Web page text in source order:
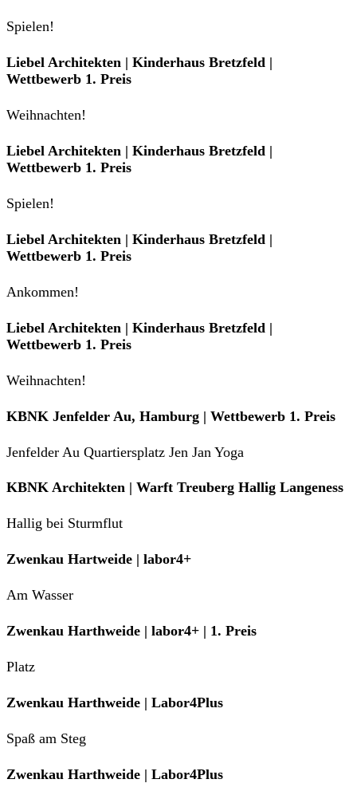
Spielen!
Liebel Architekten | Kinderhaus Bretzfeld |
Wettbewerb 1. Preis
Weihnachten!
Liebel Architekten | Kinderhaus Bretzfeld |
Wettbewerb 1. Preis
Spielen!
Liebel Architekten | Kinderhaus Bretzfeld |
Wettbewerb 1. Preis
Ankommen!
Liebel Architekten | Kinderhaus Bretzfeld |
Wettbewerb 1. Preis
Weihnachten!
KBNK Jenfelder Au, Hamburg | Wettbewerb 1. Preis
Jenfelder Au Quartiersplatz Jen Jan Yoga
KBNK Architekten | Warft Treuberg Hallig Langeness
Hallig bei Sturmflut
Zwenkau Hartweide | labor4+
Am Wasser
Zwenkau Harthweide | labor4+ | 1. Preis
Platz
Zwenkau Harthweide | Labor4Plus
Spaß am Steg
Zwenkau Harthweide | Labor4Plus